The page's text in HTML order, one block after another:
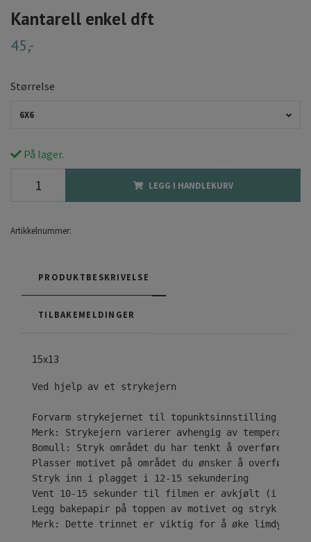
Kantarell enkel dft
45,-
Størrelse
6X6
På lager.
LEGG I HANDLEKURV
Artikkelnummer:
PRODUKTBESKRIVELSE
TILBAKEMELDINGER
15x13
Ved hjelp av et strykejern
Forvarm strykejernet til topunktsinnstilling ( • •
Merk: Strykejern varierer avhengig av
Bomull: Stryk området du har tenkt å overføre
Plasser motivet på området du ønsker å overføre
Stryk inn i plagget i 12-15 sekundering
Vent 10-15 sekunder til filmen er avkjølt (i
Legg bakepapir på toppen av motivet og stryk i
Merk: Dette trinnet er viktig for å øke